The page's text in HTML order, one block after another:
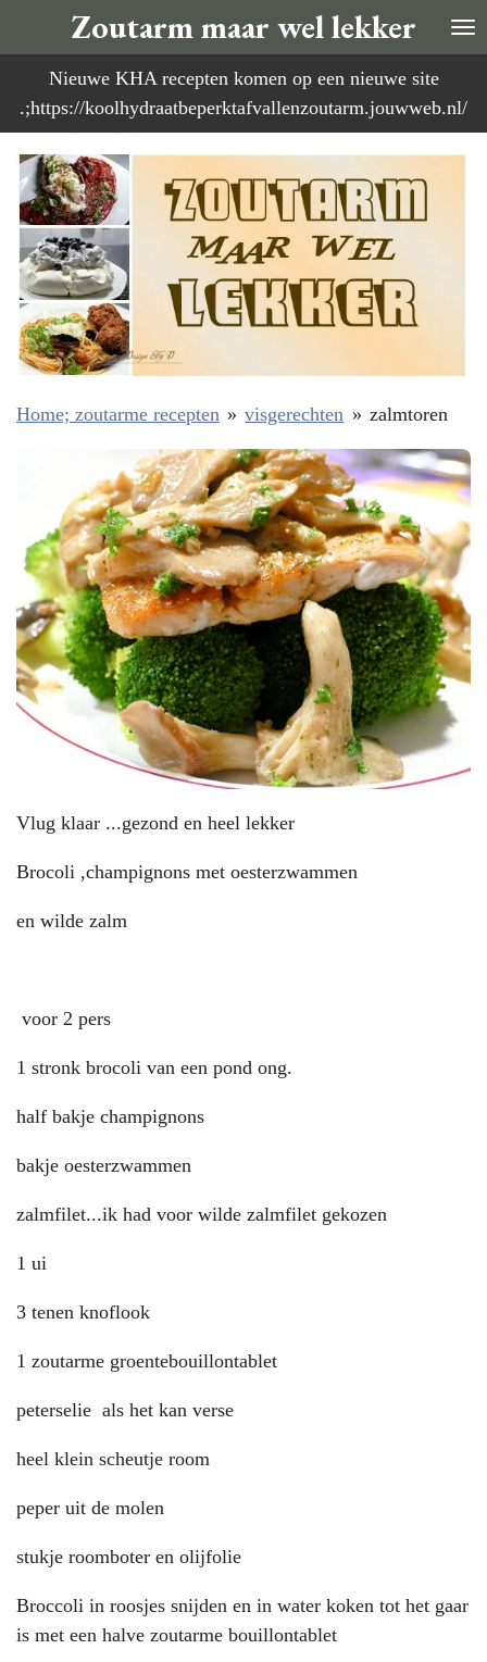
direct
naar
de
Zoutarm maar wel lekker
Nieuwe KHA recepten komen op een nieuwe site
.;https://koolhydraatbeperktafvallenzoutarm.jouwweb.nl/
Home; zoutarme recepten » visgerechten » zalmtoren
Vlug klaar ...gezond en heel lekker
Brocoli ,champignons met oesterzwammen
en wilde zalm
voor 2 pers
1 stronk brocoli van een pond ong.
half bakje champignons
bakje oesterzwammen
zalmfilet...ik had voor wilde zalmfilet gekozen
1 ui
3 tenen knoflook
1 zoutarme groentebouillontablet
peterselie als het kan verse
heel klein scheutje room
peper uit de molen
stukje roomboter en olijfolie
Broccoli in roosjes snijden en in water koken tot het gaar
is met een halve zoutarme bouillontablet